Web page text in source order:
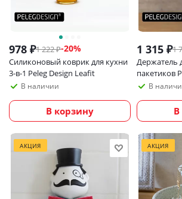
978 ₽1 222₽-20%
Силиконовый коврик для кухни
3-в-1 Peleg Design Leafit
В наличии
В корзину
1 315 ₽1
Держатель
пакетиков
В
В
АКЦИЯ АКЦИЯ